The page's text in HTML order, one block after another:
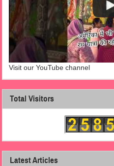
Visit our YouTube channel
Total Visitors
Latest Articles